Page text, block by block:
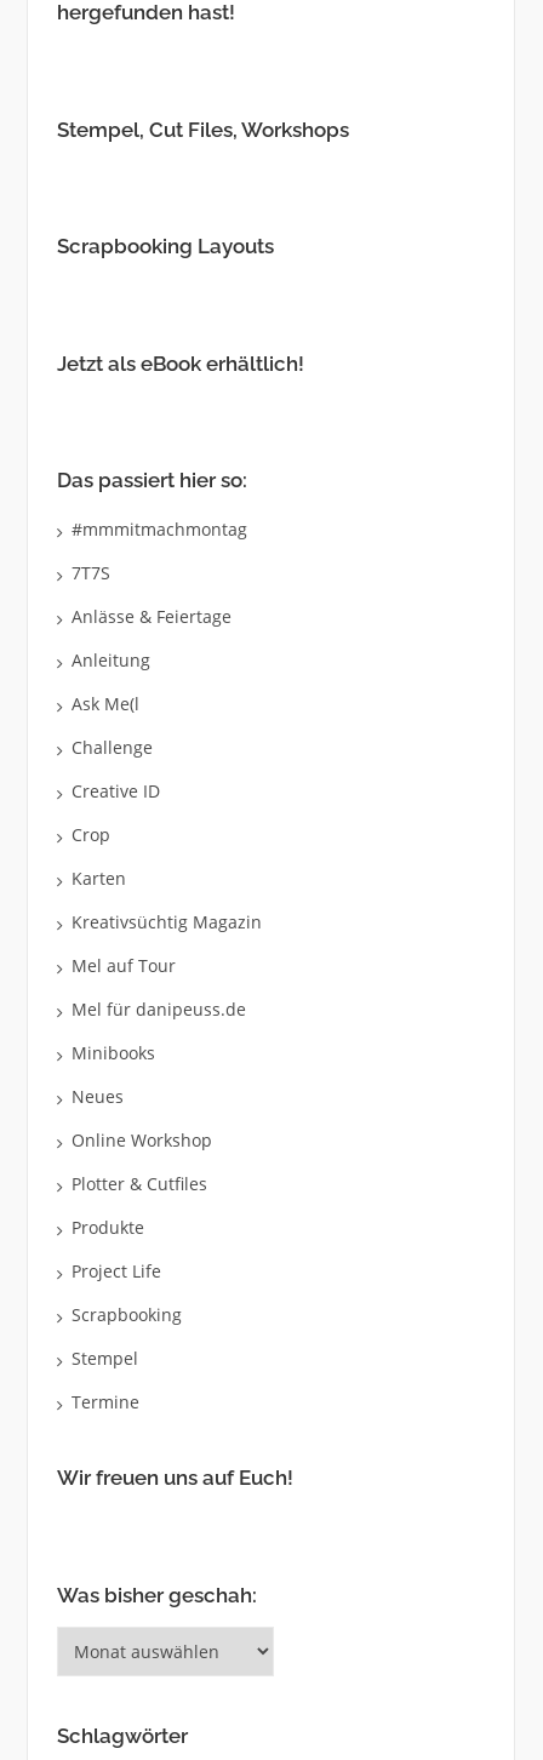
hergefunden hast!
Stempel, Cut Files, Workshops
Scrapbooking Layouts
Jetzt als eBook erhältlich!
Das passiert hier so:
#mmmitmachmontag
7T7S
Anlässe & Feiertage
Anleitung
Ask Me(l
Challenge
Creative ID
Crop
Karten
Kreativsüchtig Magazin
Mel auf Tour
Mel für danipeuss.de
Minibooks
Neues
Online Workshop
Plotter & Cutfiles
Produkte
Project Life
Scrapbooking
Stempel
Termine
Wir freuen uns auf Euch!
Was bisher geschah:
bisher
Schlagwörter